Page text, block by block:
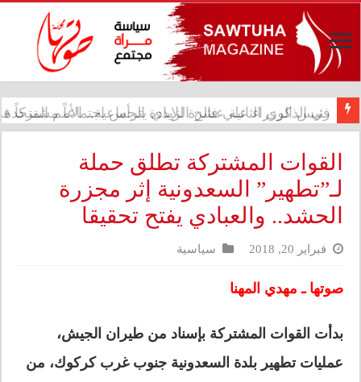
في الذكرى الثانية عشرة للإبادة الجماعية.. الأمم
القوات المشتركة تطلق حملة
لـ”تطهير” السعدونية إثر مجزرة
الحشد.. والعبادي يفتح تحقيقا
فبراير 20, 2018 سياسية
صوتها ـ مهدي المهنا
بدأت القوات المشتركة بإسناد من طيران الجيش،
عمليات تطهير بلدة السعدونية جنوب غرب كركوك، من